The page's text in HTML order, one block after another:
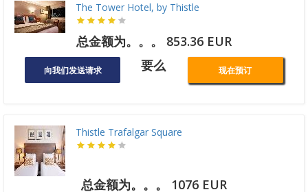
The Tower Hotel, by Thistle
总金额为。。。 853.36 EUR
向我们发送请求 要么 现在预订
Thistle Trafalgar Square
总金额为。。。 1076 EUR